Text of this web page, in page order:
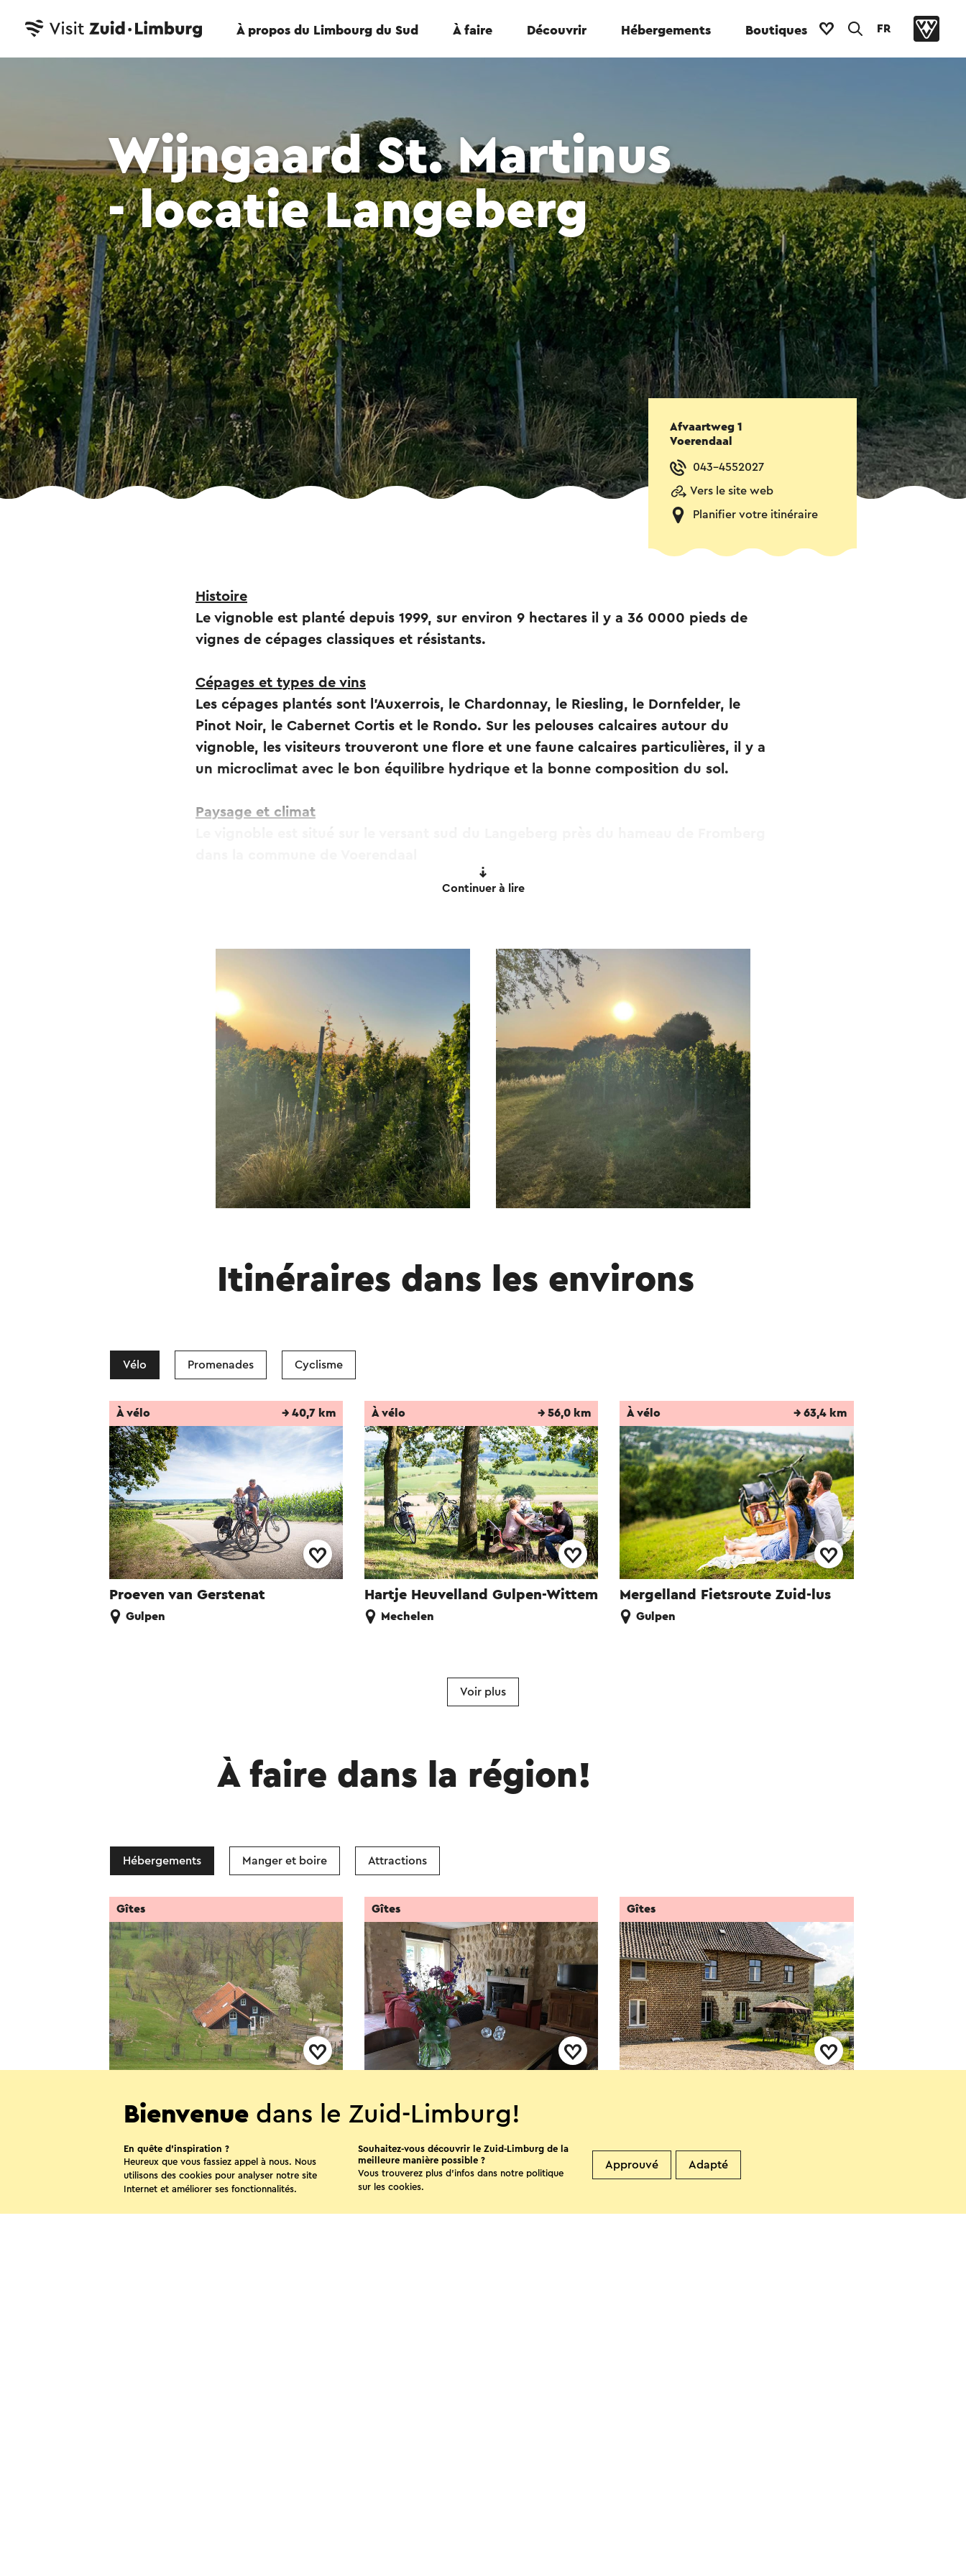
À propos du Limbourg du Sud À faire Découvrir Hébergements Boutiques FR
Wijngaard St. Martinus
- locatie Langeberg
Afvaartweg 1
Voerendaal
043-4552027
Vers le site web
Planifier votre itinéraire
Histoire
Le vignoble est planté depuis 1999, sur environ 9 hectares il y a 36 0000 pieds de
vignes de cépages classiques et résistants.
Cépages et types de vins
Les cépages plantés sont l'Auxerrois, le Chardonnay, le Riesling, le Dornfelder, le
Pinot Noir, le Cabernet Cortis et le Rondo. Sur les pelouses calcaires autour du
vignoble, les visiteurs trouveront une flore et une faune calcaires particulières, il y a
un microclimat avec le bon équilibre hydrique et la bonne composition du sol.
Paysage et climat
Vignoble St. Martinus - emplacement Langeberg fait partie de la
Ubachsberg
Ce texte a été traduit automatiquement à l'aide d'un service de traduction en ligne.
Continuer à lire
Itinéraires dans les environs
Vélo Promenades Cyclisme
Proeven van Gerstenat
À vélo → 40,7 km
Gulpen
Hartje Heuvelland Gulpen-Wittem
À vélo → 56,0 km
Mechelen
Mergelland Fietsroute Zuid-lus
À vélo → 63,4 km
Gulpen
Voir plus
À faire dans la région!
Hébergements Manger et boire Attractions
Gîtes
Wijlre
Gîtes
Elkenrade
Gîtes
Voir plus
Bienvenue dans le Zuid-Limburg!
En quête d’inspiration ?
Heureux que vous fassiez appel à nous. Nous
utilisons des cookies pour analyser notre site
Internet et améliorer ses fonctionnalités.
Souhaitez-vous découvrir le Zuid-Limburg de la
meilleure manière possible ?
Vous trouverez plus d’infos dans notre politique
sur les cookies.
Approuvé Adapté